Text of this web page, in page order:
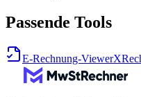
Passende Tools
E-Rechnung-Viewer